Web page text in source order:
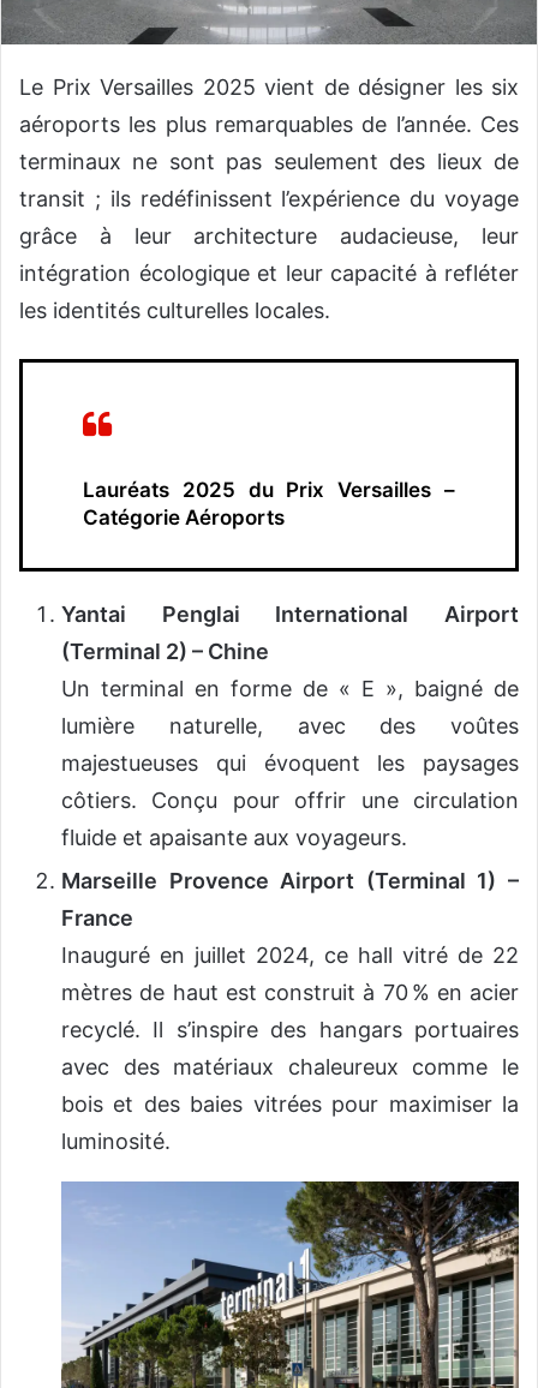
r
e
Le Prix Versailles 2025 vient de désigner les six
aéroports les plus remarquables de l’année. Ces
terminaux ne sont pas seulement des lieux de
transit ; ils redéfinissent l’expérience du voyage
grâce à leur architecture audacieuse, leur
intégration écologique et leur capacité à refléter
les identités culturelles locales.
Lauréats 2025 du Prix Versailles –
Catégorie Aéroports
Yantai Penglai International Airport
(Terminal 2) – Chine
Un terminal en forme de « E », baigné de
lumière naturelle, avec des voûtes
majestueuses qui évoquent les paysages
côtiers. Conçu pour offrir une circulation
fluide et apaisante aux voyageurs.
Marseille Provence Airport (Terminal 1) –
France
Inauguré en juillet 2024, ce hall vitré de 22
mètres de haut est construit à 70 % en acier
recyclé. Il s’inspire des hangars portuaires
avec des matériaux chaleureux comme le
bois et des baies vitrées pour maximiser la
luminosité.